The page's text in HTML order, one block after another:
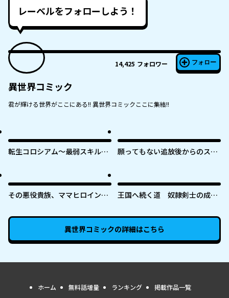
レーベルをフォローしよう！
14,425 フォロワー フォロー
異世界コミック
君が輝ける世界がここにある!! 異世界コミックここに集結!!
転生コロシアム～最弱スキルで
願ってもない追放後からのスロ
なったらなぜかめちゃくちゃ懐
かれた〜
その悪役貴族、ママヒロインが
となり不遇な推しキャラ助けま
王国へ続く道 奴隷剣士の成り
異世界コミックの詳細はこちら
ホーム 無料話増量 ランキング 掲載作品一覧